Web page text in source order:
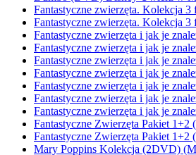
Fantastyczne zwierzęta. Kolekcja
Fantastyczne zwierzęta. Kolekcja
Fantastyczne zwierzęta i jak je
Fantastyczne zwierzęta i jak je
Fantastyczne zwierzęta i jak je
Fantastyczne zwierzęta i jak je
Fantastyczne zwierzęta i jak je
Fantastyczne zwierzęta i jak je
Fantastyczne zwierzęta i jak je
Fantastyczne Zwierzęta Pakiet 1+2
Fantastyczne Zwierzęta Pakiet
Mary Poppins Kolekcja (2DVD)